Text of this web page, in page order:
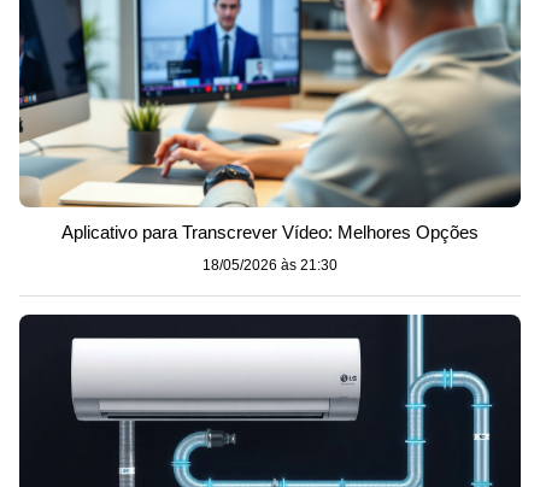
Aplicativo para Transcrever Vídeo: Melhores Opções
18/05/2026 às 21:30